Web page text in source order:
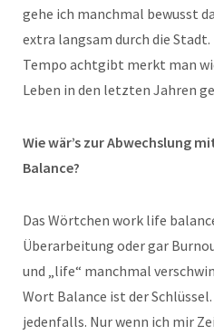
gehe ich manchmal bewusst
extra langsam durch die
Tempo achtgibt merkt man
Leben in den letzten Jahren
Wie wär’s zur Abwechslung
Balance?
Das Wörtchen work life
Überarbeitung oder gar
und „life“ manchmal
Wort Balance ist der
jedenfalls. Nur wenn ich mir